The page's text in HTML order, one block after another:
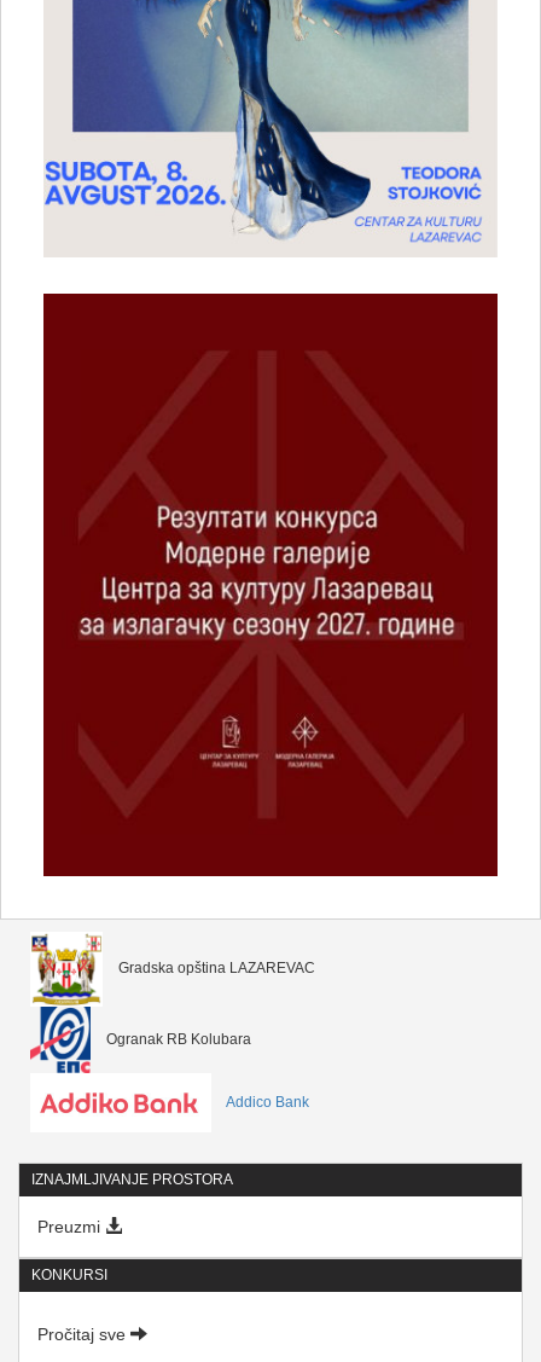
Gradska opština LAZAREVAC
Ogranak RB Kolubara
Addico Bank
IZNAJMLJIVANJE PROSTORA
Preuzmi
KONKURSI
Pročitaj sve